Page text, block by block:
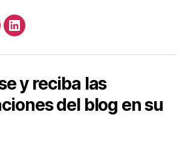
LinkedIn
y reciba las
del blog en su